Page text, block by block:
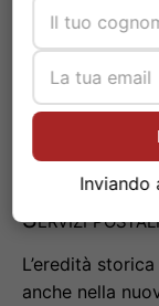
semplicemente
Risparmio.
Servizi
L’eredità
anche nella
Inviando